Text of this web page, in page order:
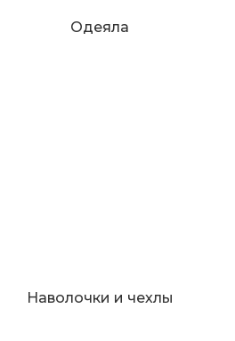
Одеяла
Наволочки и чехлы